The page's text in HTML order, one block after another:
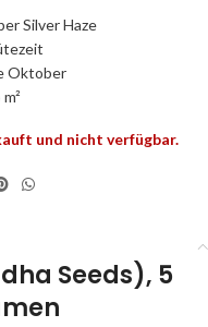
Silver Haze
Oktober
und nicht verfügbar.
Seeds), 5